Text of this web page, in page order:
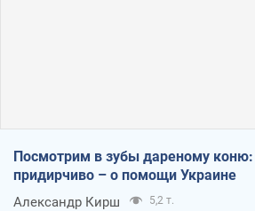
Посмотрим в зубы дареному коню:
придирчиво – о помощи Украине
Александр Кирш 5,2 т.